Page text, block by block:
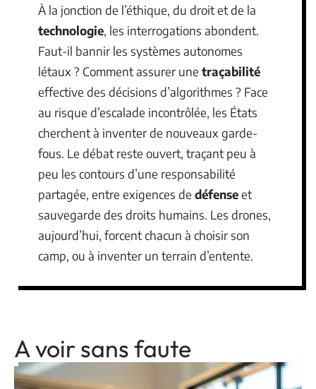
À la jonction de l’éthique, du droit et de la
technologie, les interrogations abondent.
Faut-il bannir les systèmes autonomes
létaux ? Comment assurer une traçabilité
effective des décisions d’algorithmes ? Face
au risque d’escalade incontrôlée, les États
cherchent à inventer de nouveaux garde-
fous. Le débat reste ouvert, traçant peu à
peu les contours d’une responsabilité
partagée, entre exigences de défenseet
sauvegarde des droits humains. Les drones,
aujourd’hui, forcent chacun à choisir son
camp, ou à inventer un terrain d’entente.
A voir sans faute